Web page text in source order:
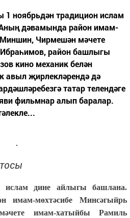
ноябрьдән традицион ислам
дәвамында район имам-
Чирмешән мәчете
район башлыгы
кино механик белән
авыл җирлекләрендә дә
татар телендәге
фильмнар алып баралар.
ислам дине айлыгы башлана.
имам-мөхтәсибе Минсәгыйрь
имам-хатыйбы Рамиль